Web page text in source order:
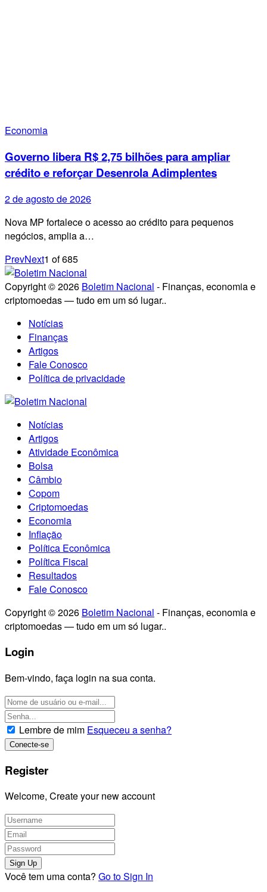
Economia
Governo libera R$ 2,75 bilhões para ampliar
crédito e reforçar Desenrola Adimplentes
2 de agosto de 2026
Nova MP fortalece o acesso ao crédito para pequenos
negócios, amplia a…
PrevNext1 of685
Copyright © 2026 Boletim Nacional - Finanças, economia e
criptomoedas — tudo em um só lugar..
Notícias
Finanças
Artigos
Fale Conosco
Política de privacidade
Notícias
Artigos
Atividade Econômica
Bolsa
Câmbio
Copom
Criptomoedas
Economia
Inflação
Política Econômica
Política Fiscal
Resultados
Fale Conosco
Copyright © 2026 Boletim Nacional - Finanças, economia e
criptomoedas — tudo em um só lugar..
Login
Bem-vindo, faça login na sua conta.
Lembre de mim Esqueceu a senha?
Register
Welcome, Create your new account
Você tem uma conta? Go to Sign In